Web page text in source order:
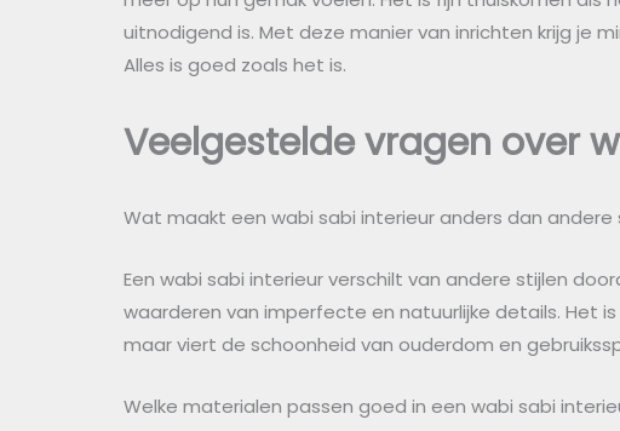
uitnodigend is. Met deze manier van inrichten krijg je
Alles is goed zoals het is.
Veelgestelde vragen over
Wat maakt een wabi sabi interieur anders dan andere
Een wabi sabi interieur verschilt van andere stijlen
waarderen van imperfecte en natuurlijke details. Het
maar viert de schoonheid van ouderdom en
Welke materialen passen goed in een wabi sabi